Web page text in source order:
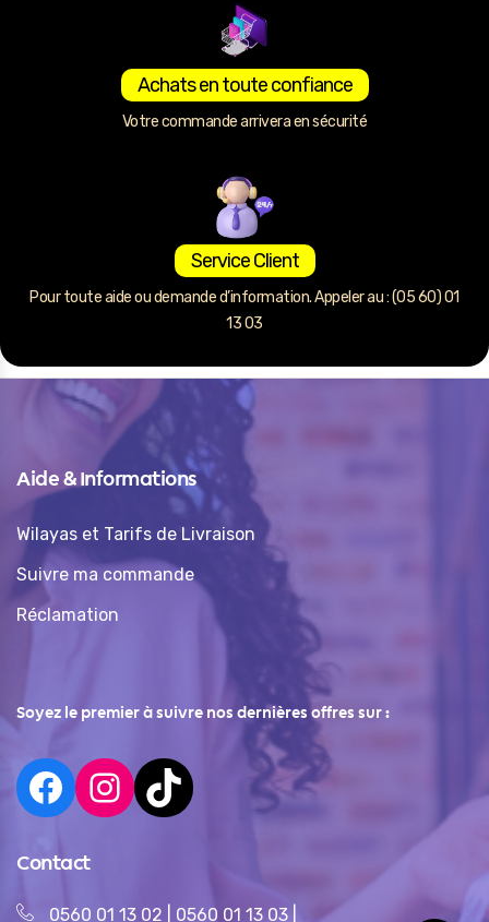
Achats en toute confiance
Votre commande arrivera en sécurité
Service Client
Pour toute aide ou demande d’information. Appeler au : (05 60) 01
13 03
Aide & Informations
Wilayas et Tarifs de Livraison
Suivre ma commande
Réclamation
Soyez le premier à suivre nos dernières offres sur :
Contact
0560 01 13 02 0560 01 13 03